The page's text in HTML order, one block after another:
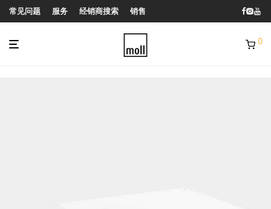
常见问题 服务 经销商搜索 销售
0